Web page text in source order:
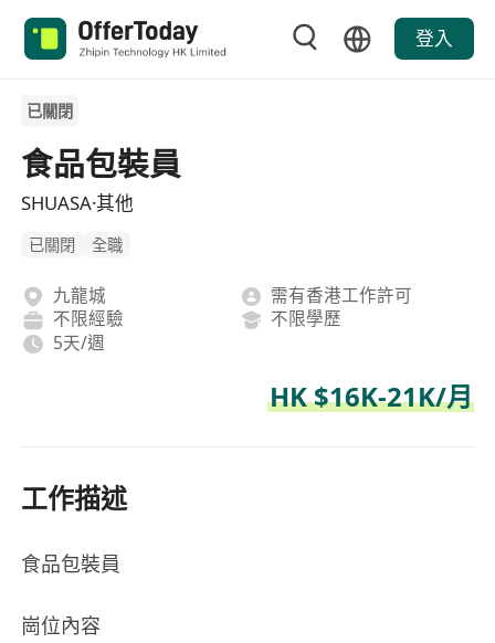
登入
已關閉
食品包裝員
SHUASA·其他
已關閉 全職
九龍城
需有香港工作許可
不限經驗
不限學歷
5天/週
HK $16K-21K/月
工作描述
食品包裝員
崗位內容